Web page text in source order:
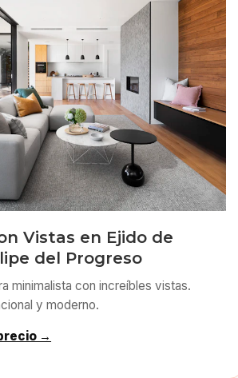
Vistas en Ejido de
del Progreso
minimalista con increíbles vistas.
y moderno.
→